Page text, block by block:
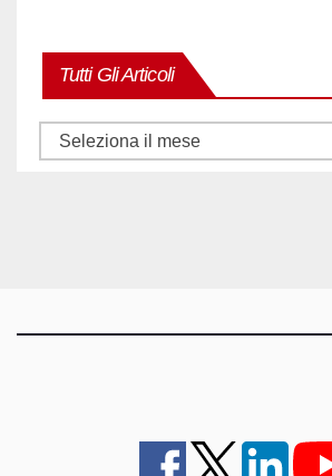
Tutti Gli Articoli
Tutti